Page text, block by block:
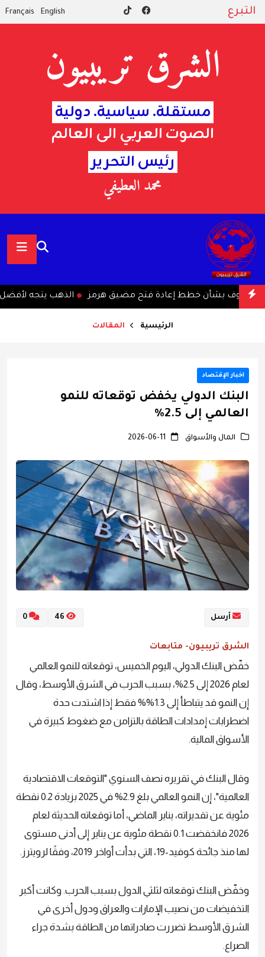
التبرع English
Français
رئيس التحرير
محمد العطيفي
الشرق تريبيون
مستقلة. سياسية. دولية
الصوت العربي الى العالم
بشأن خطط إعادة فتح مضيق هرمز الذهب يتجه لأفضل
الرئيسية المقالات
اخبار الإقتصاد
البنك الدولي يخفض توقعاته للنمو
العالمي إلى 2.5%
المال والأسواق
أرسل
الشرق تريبيون- متابعات
خفّض البنك الدولي، اليوم الخميس، توقعاته للنمو العالمي
لعام 2026 إلى 2.5%، بسبب الحرب في الشرق الأوسط، وقال
إن النمو قد يتباطأ إلى 1.3%% فقط إذا اشتدت حدة
اضطرابات إمدادات الطاقة بالتزامن مع ضغوط كبيرة في
الأسواق المالية.
وقال البنك في تقريره نصف السنوي "التوقعات الاقتصادية
العالمية"، إن النمو العالمي بلغ 2.9% في 2025 بزيادة 0.2 نقطة
مئوية عن تقديراته، يناير الماضي، أما توقعاته الحديثة لعام
2026 فانخفضت 0.1 نقطة مئوية عن يناير إلى أدنى مستوى
لها منذ جائحة كوفيد-19، التي بدأت أواخر 2019، وفقًا لرويترز.
وخفّض البنك توقعاته لثلثي الدول بسبب الحرب. وكانت أكبر
التخفيضات من نصيب الإمارات والعراق ودول أخرى في
الشرق الأوسط تضررت صادراتها من الطاقة بشدة جراء
الصراع.